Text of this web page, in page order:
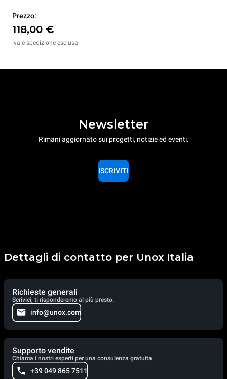
Prezzo:
118,00 €
iva e spedizione esclusa
Newsletter
Rimani aggiornato sui progetti, notizie ed eventi.
ISCRIVITI
Dettagli di contatto per Unox Italia
Richieste generali
Scrivici, ti risponderemo al più presto.
info@unox.com
Supporto vendite
Chiama i nostri esperti per una consulenza gratuita.
+39 049 865 7511